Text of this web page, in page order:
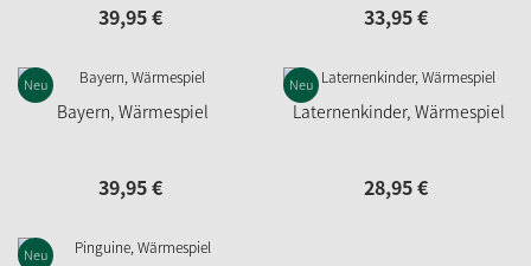
39,95€ 33,95€
Bayern, Wärmespiel
Neu
39,95€
Laternenkinder, Wärmespiel
Neu
28,95€
Neu